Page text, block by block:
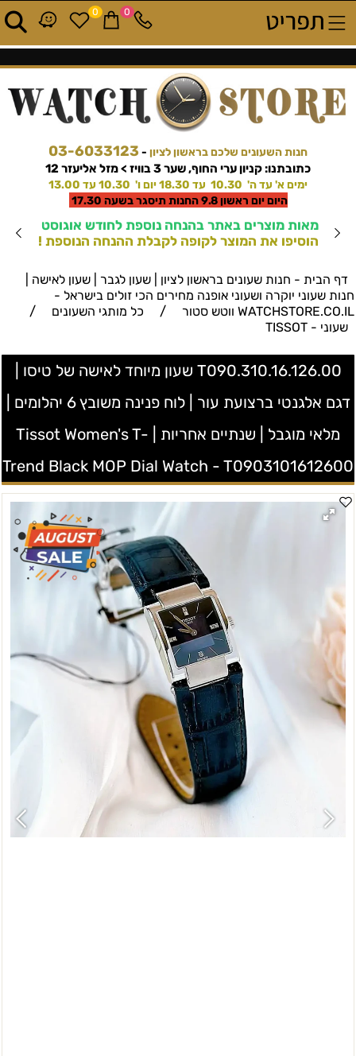
חנות השעונים שלכם בראשון לציון -
03-6033123
כתובתנו: קניון ערי החוף, שער 3 בוויז > מזל אליעזר 12
ימים א' עד ה' 10.30 עד 18.30 יום ו' 10.30 עד 13.00
היום יום ראשון 9.8 החנות תיסגר בשעה 17.30
מאות מוצרים באתר בהנחה נוספת לחודש אוגוסט
הוסיפו את המוצר לקופה לקבלת ההנחה הנוספת !
0 0
דף הבית - חנות שעונים בראשון לציון | שעון לגבר | שעון לאישה |
חנות שעוני יוקרה ושעוני אופנה מחירים הכי זולים בישראל -
WATCHSTORE.CO.IL ווטש סטור
/ כל מותגי השעונים /
שעוני - TISSOT
T090.310.16.126.00 שעון מיוחד לאישה של טיסו |
דגם אלגנטי ברצועת עור | לוח פנינה משובץ 6 יהלומים |
מלאי מוגבל | שנתיים אחריות | Tissot Women's T-
Trend Black MOP Dial Watch - T0903101612600